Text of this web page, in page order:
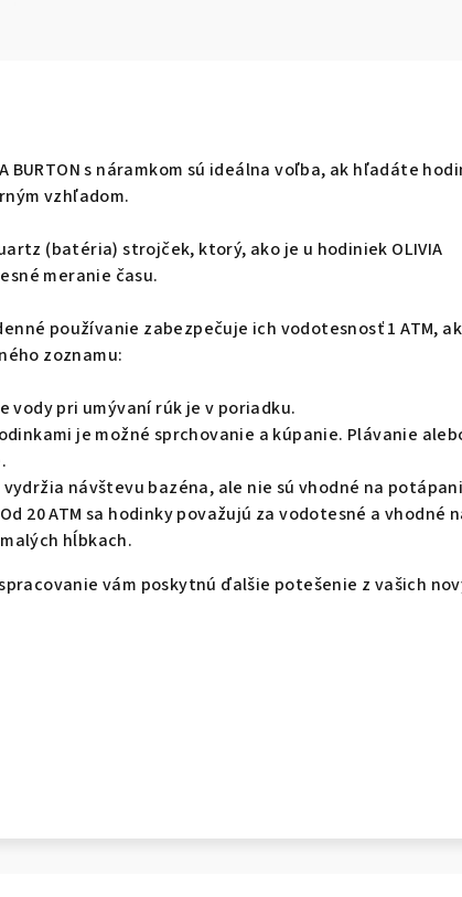
BURTON s náramkom sú ideálna voľba, ak hľadáte
vzhľadom.
(batéria) strojček, ktorý, ako je u hodiniek OLIVIA
meranie času.
používanie zabezpečuje ich vodotesnosť 1 ATM,
zoznamu:
vody pri umývaní rúk je v poriadku.
je možné sprchovanie a kúpanie. Plávanie
vydržia návštevu bazéna, ale nie sú vhodné na
Od 20 ATM sa hodinky považujú za vodotesné a vhodné
hĺbkach.
vám poskytnú ďalšie potešenie z vašich